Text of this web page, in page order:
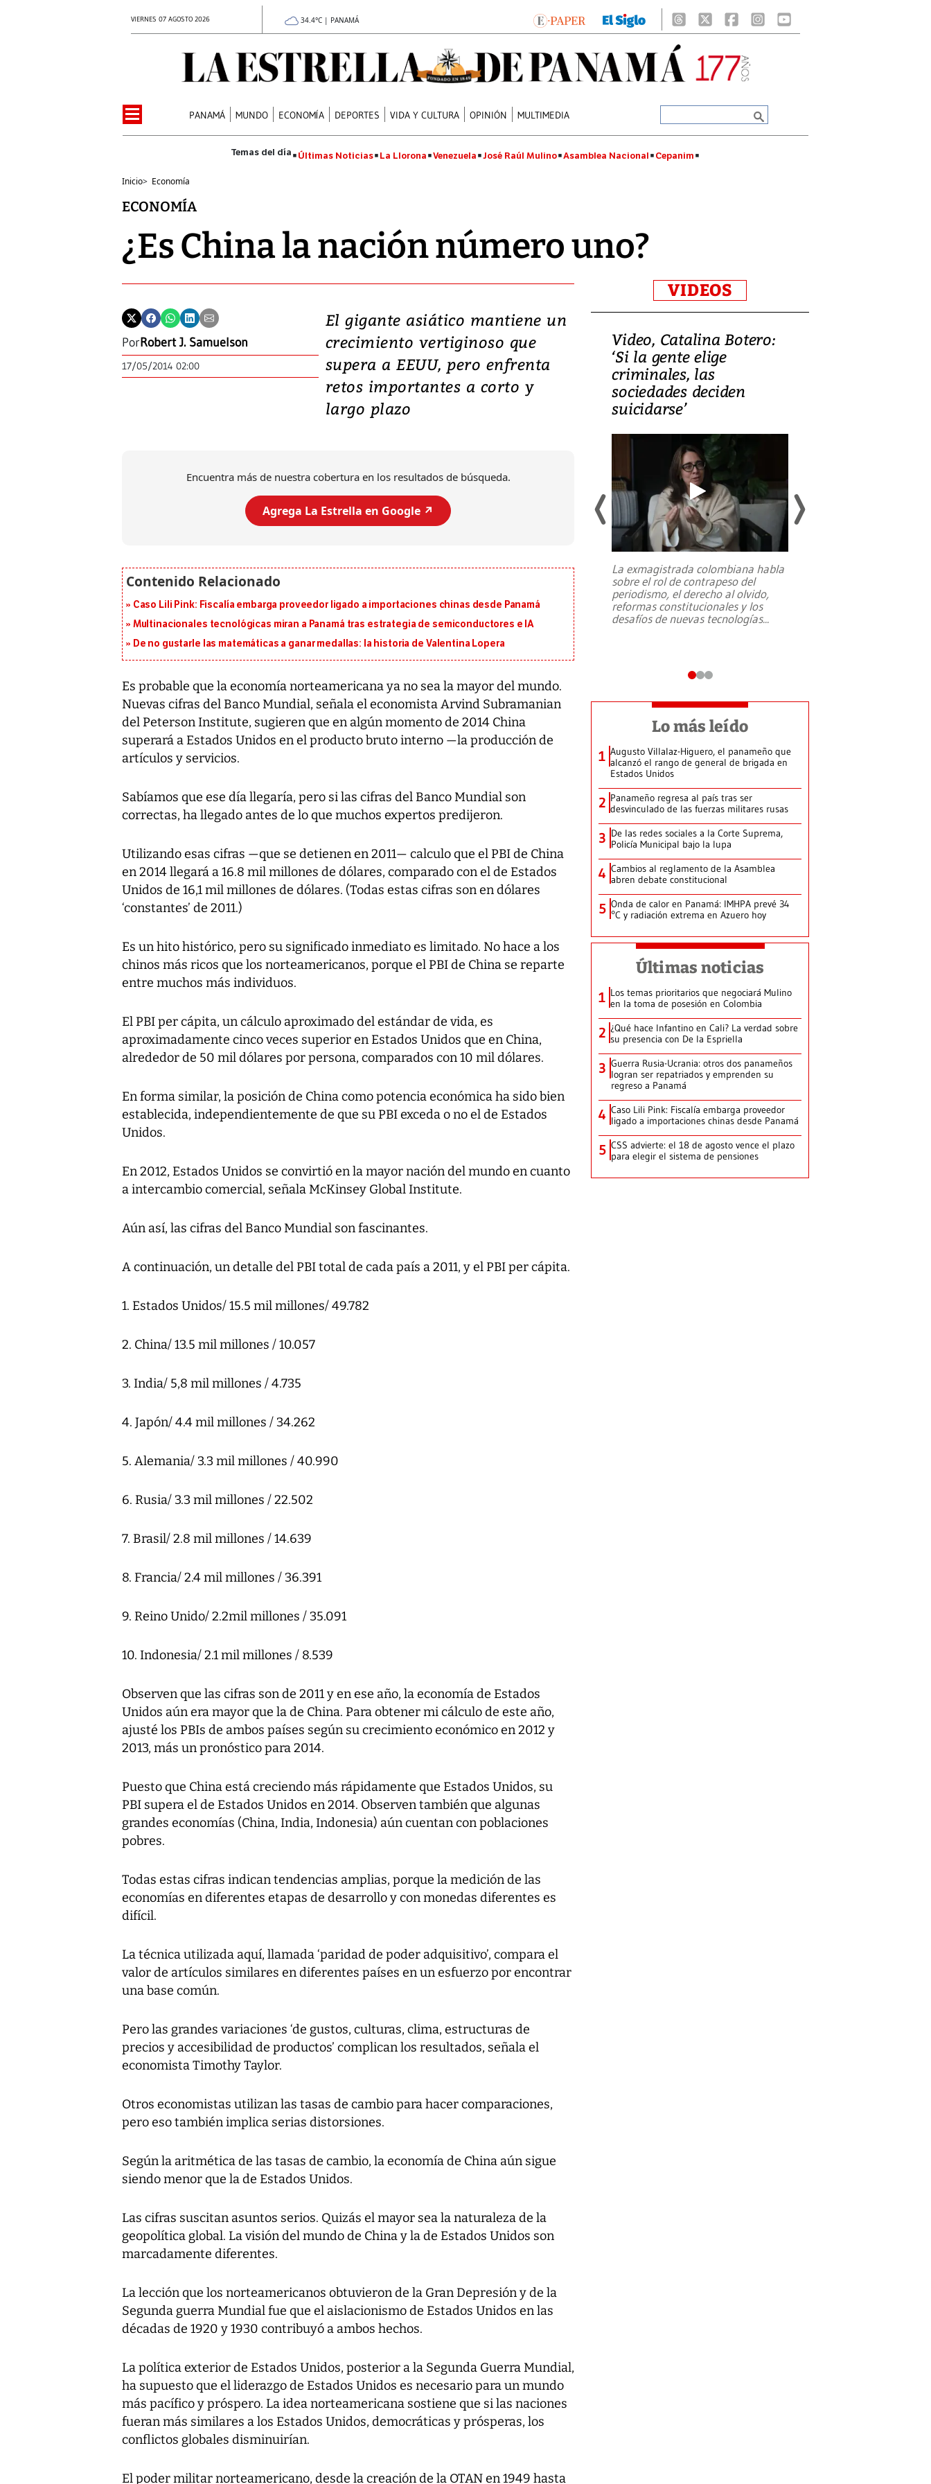
VIERNES 07 AGOSTO 2026 34.4°C | PANAMÁ
PANAMÁ MUNDO ECONOMÍA DEPORTES VIDA Y CULTURA OPINIÓN MULTIMEDIA
Últimas Noticias La Llorona Venezuela José Raúl Mulino Asamblea Nacional Cepanim
Inicio> Economía
ECONOMÍA
¿Es China la nación número uno?
PorRobert J. Samuelson
17/05/2014 02:00
El gigante asiático mantiene un
crecimiento vertiginoso que
supera a EEUU, pero enfrenta
retos importantes a corto y
largo plazo
Encuentra más de nuestra cobertura en los resultados de búsqueda.
Agrega La Estrella en Google ↗️
Caso Lili Pink: Fiscalía embarga proveedor ligado a importaciones chinas desde Panamá
Multinacionales tecnológicas miran a Panamá tras estrategia de semiconductores e IA
De no gustarle las matemáticas a ganar medallas: la historia de Valentina Lopera
Es probable que la economía norteamericana ya no sea la mayor del mundo.
Nuevas cifras del Banco Mundial, señala el economista Arvind Subramanian
del Peterson Institute, sugieren que en algún momento de 2014 China
superará a Estados Unidos en el producto bruto interno —la producción de
artículos y servicios.
Sabíamos que ese día llegaría, pero si las cifras del Banco Mundial son
correctas, ha llegado antes de lo que muchos expertos predijeron.
Utilizando esas cifras —que se detienen en 2011— calculo que el PBI de China
en 2014 llegará a 16.8 mil millones de dólares, comparado con el de Estados
Unidos de 16,1 mil millones de dólares. (Todas estas cifras son en dólares
‘constantes’ de 2011.)
Es un hito histórico, pero su significado inmediato es limitado. No hace a los
chinos más ricos que los norteamericanos, porque el PBI de China se reparte
entre muchos más individuos.
El PBI per cápita, un cálculo aproximado del estándar de vida, es
aproximadamente cinco veces superior en Estados Unidos que en China,
alrededor de 50 mil dólares por persona, comparados con 10 mil dólares.
En forma similar, la posición de China como potencia económica ha sido bien
establecida, independientemente de que su PBI exceda o no el de Estados
Unidos.
En 2012, Estados Unidos se convirtió en la mayor nación del mundo en cuanto
a intercambio comercial, señala McKinsey Global Institute.
Aún así, las cifras del Banco Mundial son fascinantes.
A continuación, un detalle del PBI total de cada país a 2011, y el PBI per cápita.
1. Estados Unidos/ 15.5 mil millones/ 49.782
2. China/ 13.5 mil millones / 10.057
3. India/ 5,8 mil millones / 4.735
4. Japón/ 4.4 mil millones / 34.262
5. Alemania/ 3.3 mil millones / 40.990
6. Rusia/ 3.3 mil millones / 22.502
7. Brasil/ 2.8 mil millones / 14.639
8. Francia/ 2.4 mil millones / 36.391
9. Reino Unido/ 2.2mil millones / 35.091
10. Indonesia/ 2.1 mil millones / 8.539
Observen que las cifras son de 2011 y en ese año, la economía de Estados
Unidos aún era mayor que la de China. Para obtener mi cálculo de este año,
ajusté los PBIs de ambos países según su crecimiento económico en 2012 y
2013, más un pronóstico para 2014.
Puesto que China está creciendo más rápidamente que Estados Unidos, su
PBI supera el de Estados Unidos en 2014. Observen también que algunas
grandes economías (China, India, Indonesia) aún cuentan con poblaciones
pobres.
Todas estas cifras indican tendencias amplias, porque la medición de las
economías en diferentes etapas de desarrollo y con monedas diferentes es
difícil.
La técnica utilizada aquí, llamada ‘paridad de poder adquisitivo’, compara el
valor de artículos similares en diferentes países en un esfuerzo por encontrar
una base común.
Pero las grandes variaciones ‘de gustos, culturas, clima, estructuras de
precios y accesibilidad de productos’ complican los resultados, señala el
economista Timothy Taylor.
Otros economistas utilizan las tasas de cambio para hacer comparaciones,
pero eso también implica serias distorsiones.
Según la aritmética de las tasas de cambio, la economía de China aún sigue
siendo menor que la de Estados Unidos.
Las cifras suscitan asuntos serios. Quizás el mayor sea la naturaleza de la
geopolítica global. La visión del mundo de China y la de Estados Unidos son
marcadamente diferentes.
La lección que los norteamericanos obtuvieron de la Gran Depresión y de la
Segunda guerra Mundial fue que el aislacionismo de Estados Unidos en las
décadas de 1920 y 1930 contribuyó a ambos hechos.
La política exterior de Estados Unidos, posterior a la Segunda Guerra Mundial,
ha supuesto que el liderazgo de Estados Unidos es necesario para un mundo
más pacífico y próspero. La idea norteamericana sostiene que si las naciones
fueran más similares a los Estados Unidos, democráticas y prósperas, los
conflictos globales disminuirían.
El poder militar norteamericano, desde la creación de la OTAN en 1949 hasta
VIDEOS
Video, Japón: Terremoto
deja heridos y graves
daños en Kumamoto
al sur de Japón, provocando una
Video, Catalina Botero:
‘Si la gente elige
criminales, las
sociedades deciden
suicidarse’
La exmagistrada colombiana habla
sobre el rol de contrapeso del
periodismo, el derecho al olvido,
reformas constitucionales y los
desafíos de nuevas tecnologías...
Lo más leído
1 Augusto Villalaz-Higuero, el panameño que
alcanzó el rango de general de brigada en
Estados Unidos
2 Panameño regresa al país tras ser
desvinculado de las fuerzas militares rusas
3 De las redes sociales a la Corte Suprema,
Policía Municipal bajo la lupa
4 Cambios al reglamento de la Asamblea
abren debate constitucional
5 Onda de calor en Panamá: IMHPA prevé 34
°C y radiación extrema en Azuero hoy
Últimas noticias
1 Los temas prioritarios que negociará Mulino
en la toma de posesión en Colombia
2 ¿Qué hace Infantino en Cali? La verdad sobre
su presencia con De la Espriella
3 Guerra Rusia-Ucrania: otros dos panameños
logran ser repatriados y emprenden su
regreso a Panamá
4 Caso Lili Pink: Fiscalía embarga proveedor
ligado a importaciones chinas desde Panamá
5 CSS advierte: el 18 de agosto vence el plazo
para elegir el sistema de pensiones